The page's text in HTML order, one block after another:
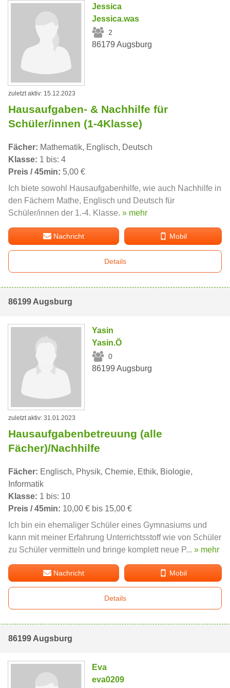
Jessica
Jessica.was
2
86179 Augsburg
zuletzt aktiv: 15.12.2023
Hausaufgaben- & Nachhilfe für
Schüler/innen (1-4Klasse)
Fächer: Mathematik, Englisch, Deutsch
Klasse: 1 bis: 4
Preis / 45min: 5,00 €
Ich biete sowohl Hausaufgabenhilfe, wie auch Nachhilfe in
den Fächern Mathe, Englisch und Deutsch für
Schüler/innen der 1.-4. Klasse. » mehr
Nachricht Mobil
Details
86199 Augsburg
Yasin
Yasin.Ö
0
86199 Augsburg
zuletzt aktiv: 31.01.2023
Hausaufgabenbetreuung (alle
Fächer)/Nachhilfe
Fächer: Englisch, Physik, Chemie, Ethik, Biologie,
Informatik
Klasse: 1 bis: 10
Preis / 45min: 10,00 € bis 15,00 €
Ich bin ein ehemaliger Schüler eines Gymnasiums und
kann mit meiner Erfahrung Unterrichtsstoff wie von Schüler
zu Schüler vermitteln und bringe komplett neue P... » mehr
Nachricht Mobil
Details
86199 Augsburg
Eva
eva0209